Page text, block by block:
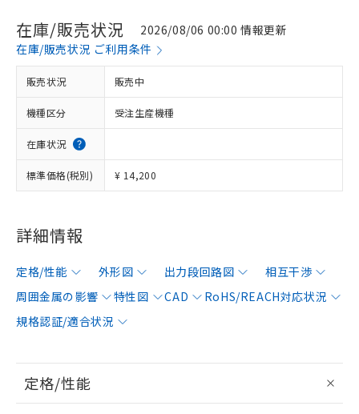
在庫/販売状況
2026/08/06 00:00 情報更新
在庫/販売状況 ご利用条件
販売状況 販売中
機種区分 受注生産機種
在庫状況
標準価格(税別) ¥ 14,200
詳細情報
定格/性能 外形図 出力段回路図
相互干渉
周囲金属の影響
特性図 CAD
RoHS/REACH対応状況
規格認証/適合状況
定格/性能